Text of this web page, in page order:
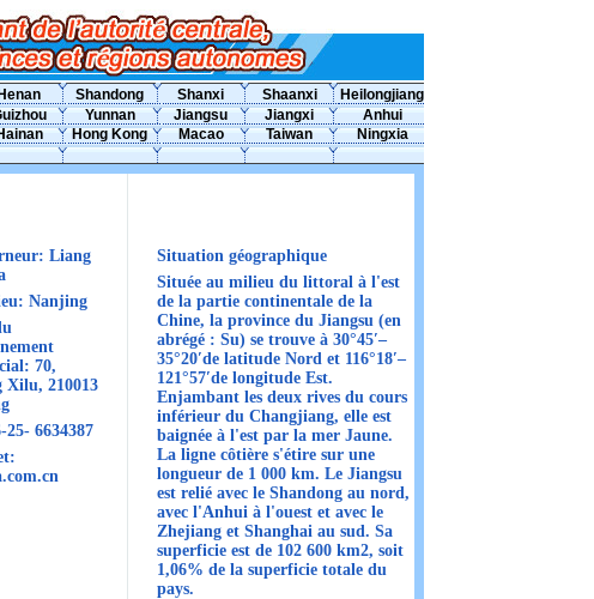
Henan Shandong Shanxi Shaanxi
Heilongjiang
Yunnan Jiangsu Jiangxi
Anhui
Hong Kong Macao Taiwan
Ningxia
Liang
Nanjing
70,
Xilu, 210013
25- 6634387
Situation géographique
Située au milieu du littoral à l'est
de la partie continentale de la
Chine, la province du Jiangsu (en
abrégé : Su) se trouve à 30°45′–
35°20′de latitude Nord et 116°18′–
121°57′de longitude Est.
Enjambant les deux rives du cours
inférieur du Changjiang, elle est
baignée à l'est par la mer Jaune.
La ligne côtière s'étire sur une
longueur de 1 000 km. Le Jiangsu
est relié avec le Shandong au nord,
avec l'Anhui à l'ouest et avec le
Zhejiang et Shanghai au sud. Sa
superficie est de 102 600 km2, soit
1,06% de la superficie totale du
pays.